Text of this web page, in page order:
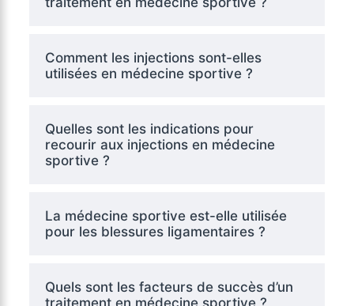
Comment les injections sont-elles
utilisées en médecine sportive ?
Quelles sont les indications pour
recourir aux injections en médecine
sportive ?
La médecine sportive est-elle utilisée
pour les blessures ligamentaires ?
Quels sont les facteurs de succès d’un
traitement en médecine sportive ?